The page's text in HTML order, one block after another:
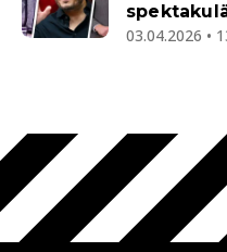
03.04.2026 •